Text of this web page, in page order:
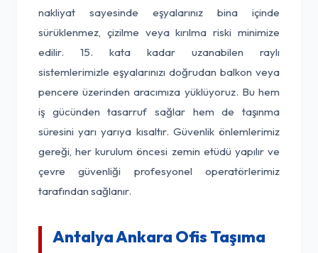
nakliyat sayesinde eşyalarınız bina içinde
sürüklenmez, çizilme veya kırılma riski minimize
edilir. 15. kata kadar uzanabilen raylı
sistemlerimizle eşyalarınızı doğrudan balkon veya
pencere üzerinden aracımıza yüklüyoruz. Bu hem
iş gücünden tasarruf sağlar hem de taşınma
süresini yarı yarıya kısaltır. Güvenlik önlemlerimiz
gereği, her kurulum öncesi zemin etüdü yapılır ve
çevre güvenliği profesyonel operatörlerimiz
tarafından sağlanır.
Antalya Ankara Ofis Taşıma